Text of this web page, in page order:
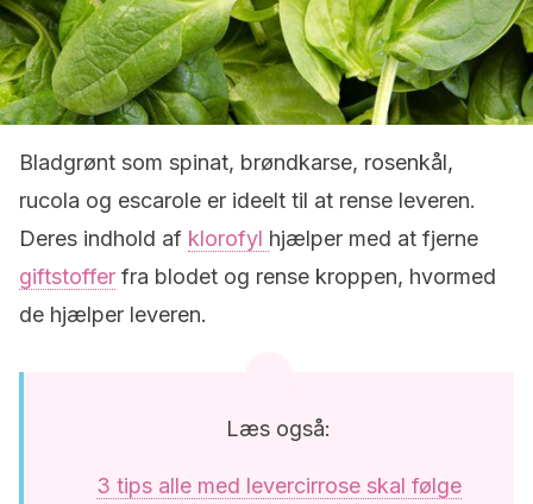
Bladgrønt som spinat, brøndkarse, rosenkål,
rucola og escarole er ideelt til at rense leveren.
Deres indhold af klorofyl hjælper med at fjerne
giftstoffer fra blodet og rense kroppen, hvormed
de hjælper leveren.
Læs også:
3 tips alle med levercirrose skal følge